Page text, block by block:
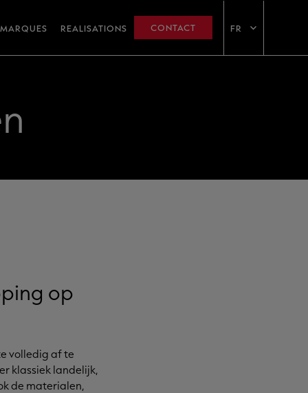
MARQUES REALISATIONS CONTACT FR
op
volledig af te
klassiek landelijk,
de materialen,